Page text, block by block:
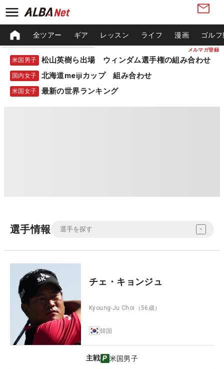
メルマガ登録
全ツアー ギア レッスン ライフ 漫画 ゴル
米国男子 松山英樹ら出場 ウィンダム選手権の組み合わせ
国内女子 北海道meijiカップ 組み合わせ
米国女子 最新の世界ランキング
選手情報
チェ・キョンジュ
Kyoung-Ju Choi （56歳）
韓国
主戦 米国男子